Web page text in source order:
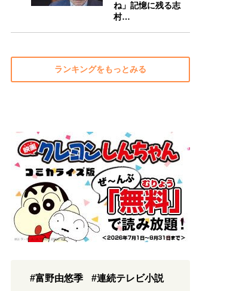
ね」記憶に残る志
村…
ランキングをもっとみる
#富野由悠季
#連続テレビ小説